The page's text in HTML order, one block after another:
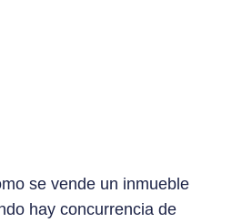
se vende un inmueble
hay concurrencia de